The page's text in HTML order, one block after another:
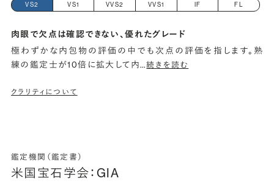
VS2 VS1 VVS2 VVS1 IF FL
肉眼で欠点は確認できない、優れたグレード
極わずかな内包物の評価の中でも次点の評価を指します。熟
練の鑑定士が10倍に拡大して内…続きを読む
クラリティについて
鑑定機関（鑑定書）
米国宝石学会：GIA